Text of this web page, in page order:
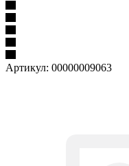
Артикул: 00000009063